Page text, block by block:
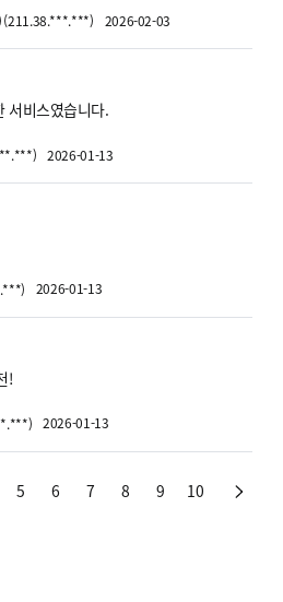
(211.38.***.***) 2026-02-03
서비스였습니다.
) 2026-01-13
) 2026-01-13
!
) 2026-01-13
5 6 7 8 9 10